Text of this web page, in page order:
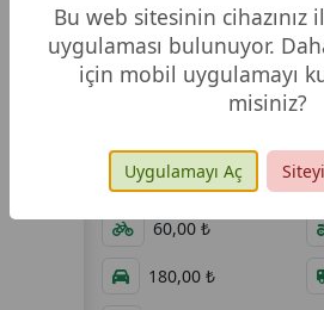
08:00 - 19:30
60,00 ₺
180,00 ₺
Bu web sitesinin
uygulaması bulunuyor.
için mobil uygulamayı
misiniz?
Uygulamayı Aç